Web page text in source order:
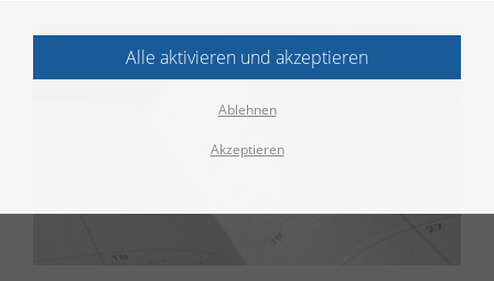
Ablehnen
Akzeptieren
Alle aktivieren und akzeptieren